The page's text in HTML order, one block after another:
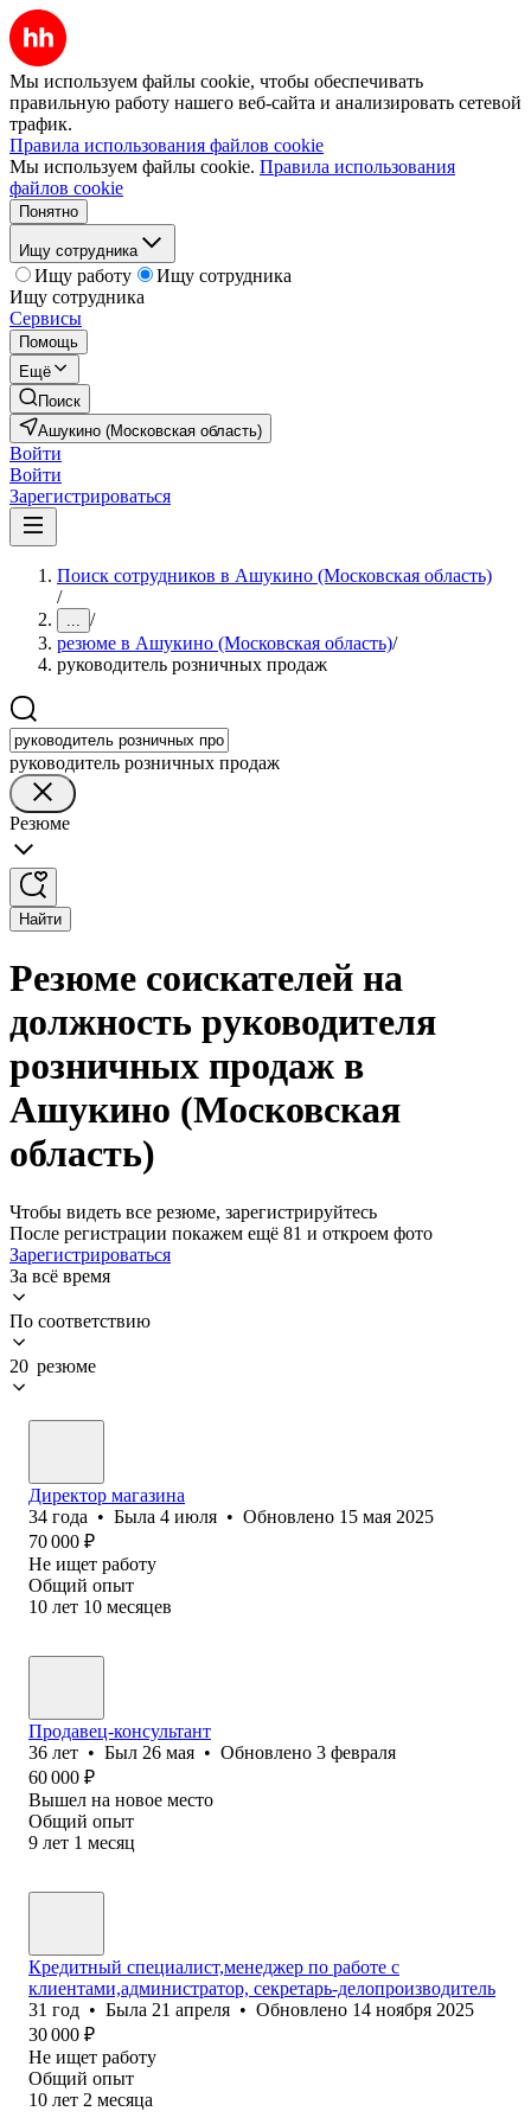
Мы используем файлы cookie, чтобы обеспечивать
правильную работу нашего веб-сайта и анализировать сетевой
трафик.
Правила использования файлов cookie
Мы используем файлы cookie. Правила использования
файлов cookie
Понятно
Ищу сотрудника
Ищу работу
Ищу сотрудника
Ищу сотрудника
Сервисы
Помощь
Ещё
Поиск
Ашукино (Московская область)
Войти
Войти
Зарегистрироваться
Поиск сотрудников в Ашукино (Московская область)
/
... /
резюме в Ашукино (Московская область)/
руководитель розничных продаж
руководитель розничных продаж
Резюме
Найти
Резюме соискателей на
должность руководителя
розничных продаж в
Ашукино (Московская
область)
Чтобы видеть все резюме, зарегистрируйтесь
После регистрации покажем ещё 81 и откроем фото
Зарегистрироваться
За всё время
По соответствию
20 резюме
Директор магазина
34 года • Была 4 июля • Обновлено 15 мая 2025
70 000 ₽
Не ищет работу
Общий опыт
10 лет 10 месяцев
Продавец-консультант
36 лет • Был 26 мая • Обновлено 3 февраля
60 000 ₽
Вышел на новое место
Общий опыт
9 лет 1 месяц
Кредитный специалист,менеджер по работе с
клиентами,администратор, секретарь-делопроизводитель
31 год • Была 21 апреля • Обновлено 14 ноября 2025
30 000 ₽
Не ищет работу
Общий опыт
10 лет 2 месяца